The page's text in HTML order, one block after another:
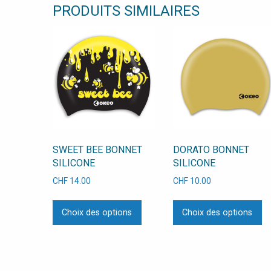
PRODUITS SIMILAIRES
SWEET BEE BONNET
SILICONE
CHF 14.00
Choix des options
Ce
a
DORATO BONNET
SILICONE
CHF 10.00
Choix des options
Ce
a